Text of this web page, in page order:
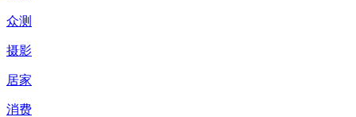
众测
摄影
居家
消费